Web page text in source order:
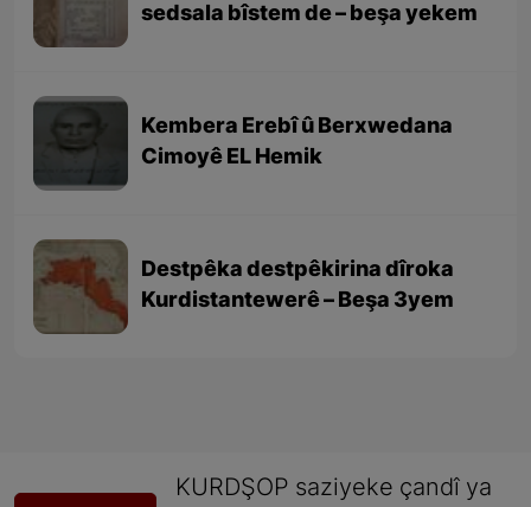
sedsala bîstem de – beşa yekem
Kembera Erebî û Berxwedana
Cimoyê EL Hemik
Destpêka destpêkirina dîroka
Kurdistantewerê – Beşa 3yem
KURDŞOP saziyeke çandî ya